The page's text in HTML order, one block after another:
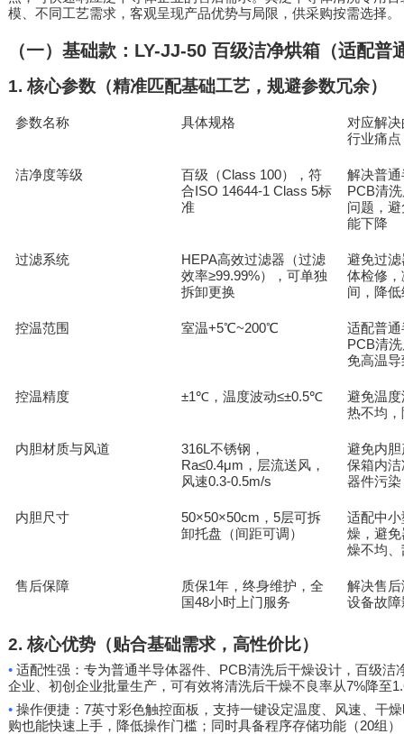
模、不同工艺需求，客观呈现产品优势与局限，供采购按需选择。
（一）基础款： LY-JJ-50 百级洁净烘箱（适配普
1.核心参数（精准匹配基础工艺，规避参数冗余）
参数名称 具体规格
对应解
行业痛点
洁净度等级 百级（Class 100），符
合ISO 14644-1 Class 5标
准
解决普
PCB清
问题，
能下降
过滤系统 HEPA高效过滤器（过滤
效率≥99.99%），可单独
拆卸更换
避免过
体检修
间，降
控温范围 室温+5℃~200℃
适配普
PCB清
免高温
控温精度 ±1℃，温度波动≤±0.5℃
避免温
热不均
内胆材质与风道 316L不锈钢，
Ra≤0.4μm ，层流送风，
风速0.3-0.5m/s
避免内
保箱内
器件污染
内胆尺寸 50×50×50cm ， 5层可拆
卸托盘（间距可调）
适配中
燥，避
燥不均
售后保障 质保1年，终身维护，全
国48小时上门服务
解决售
设备故
2.核心优势（贴合基础需求，高性价比）
• 适配性强：专为普通半导体器件、 PCB清洗后干燥设计，百级洁
企业、初创企业批量生产，可有效将清洗后干燥不良率从7%降至
• 操作便捷： 7英寸彩色触控面板，支持一键设定温度、风速、干
购也能快速上手，降低操作门槛；同时具备程序存储功能（20组）